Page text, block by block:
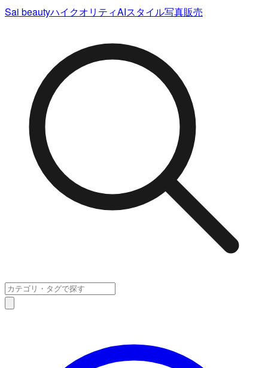
Sai beautyハイクオリティAIスタイル写真販売